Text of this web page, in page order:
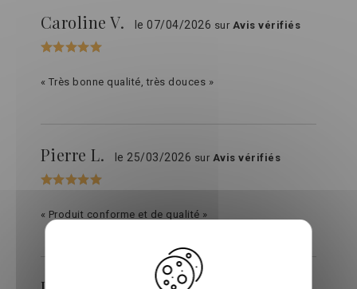
Caroline V. le 07/04/2026 sur Avis vérifiés
« Très bonne qualité, très douces »
Pierre L. le 25/03/2026 sur Avis vérifiés
« Produit conforme et de qualité »